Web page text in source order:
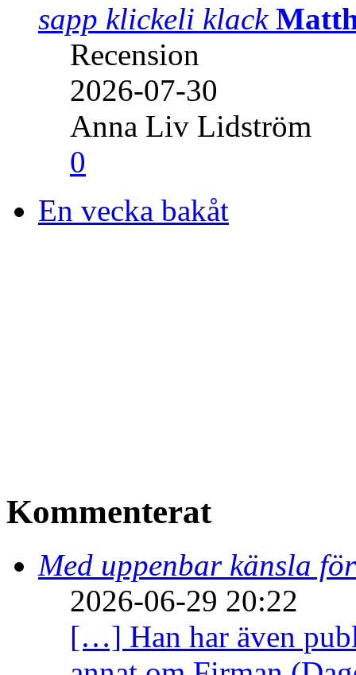
sapp klickeli klack
Recension
2026-07-30
Anna Liv Lidström
0
En vecka bakåt
Kommenterat
Med uppenbar känsla
2026-06-29 20:22
[…] Han har även